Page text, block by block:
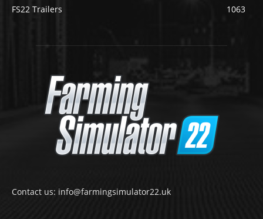
FS22 Trailers
1063
Contact us: info@farmingsimulator22.uk